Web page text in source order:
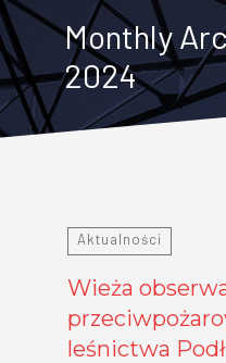
Monthly
2024
Aktualności
Wieża
leśnictwa